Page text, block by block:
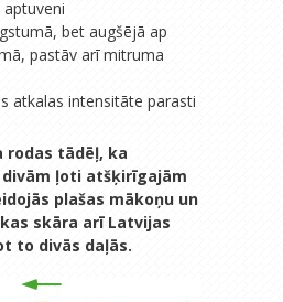
bet augšējā ap
pastāv arī mitruma
atkalas intensitāte parasti
rodas tādēļ, ka
ļoti atšķirīgajām
plašas mākoņu un
skāra arī Latvijas
to divās daļās.